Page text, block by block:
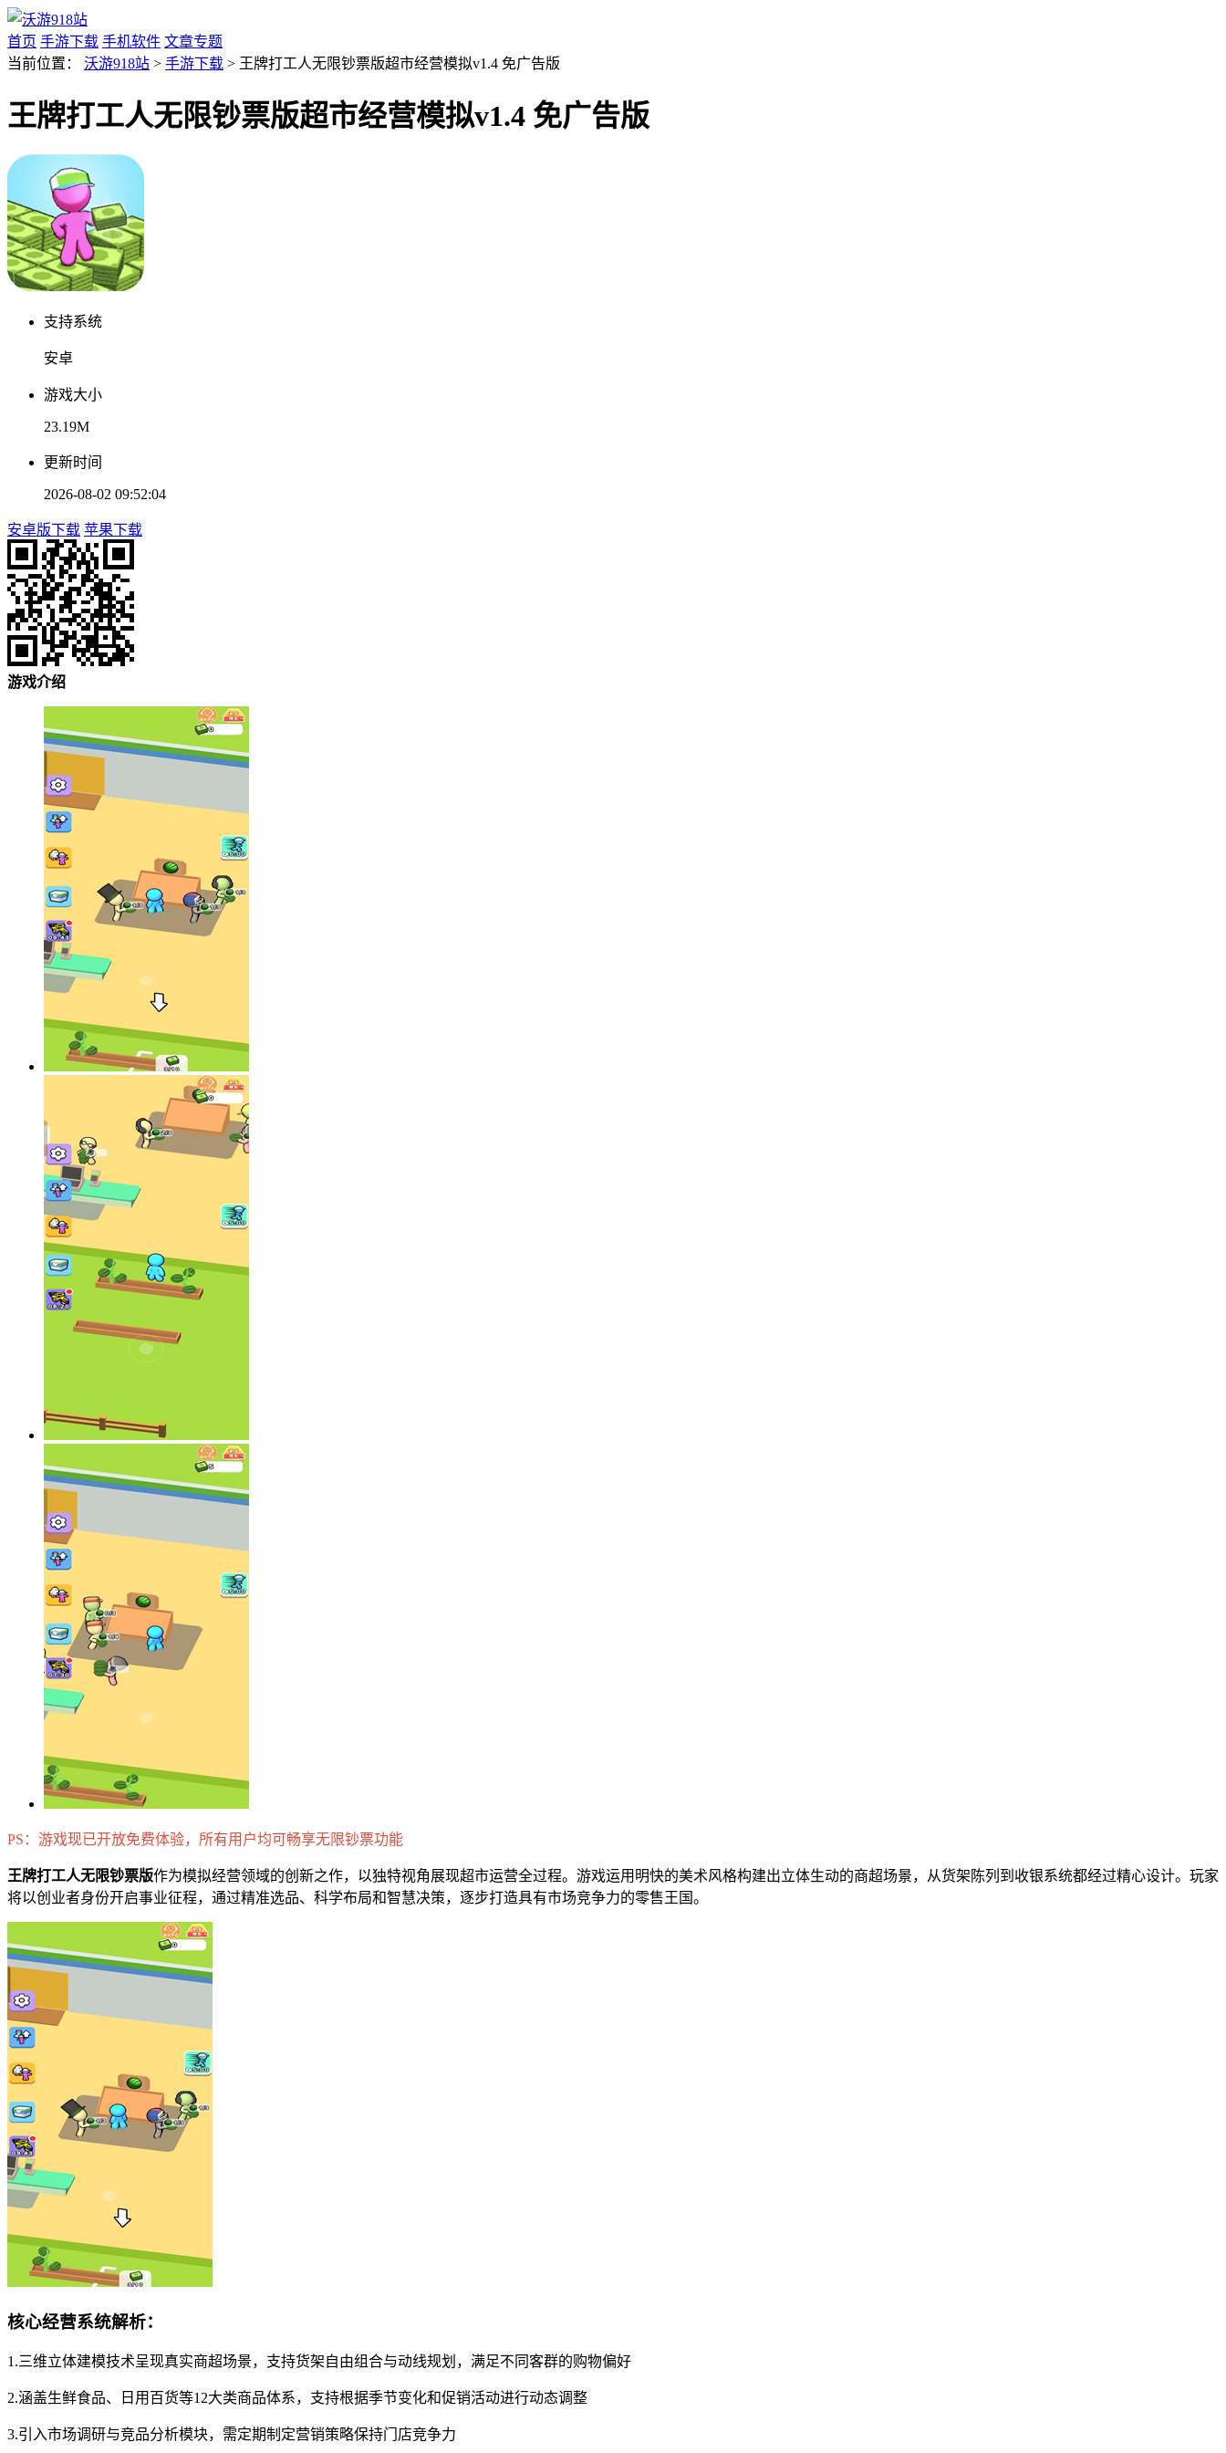
首页 手游下载 手机软件 文章专题
当前位置： 沃游918站 > 手游下载 > 王牌打工人无限钞票版超市经营模拟v1.4 免广告版
王牌打工人无限钞票版超市经营模拟v1.4 免广告版
支持系统
安卓
游戏大小
23.19M
更新时间
2026-08-02 09:52:04
安卓版下载 苹果下载
游戏介绍
PS：游戏现已开放免费体验，所有用户均可畅享无限钞票功能
王牌打工人无限钞票版作为模拟经营领域的创新之作，以独特视角展现超市运营全过程。游戏运用明快的美术风格构建出立体生动的商超场景，从货架陈列到收银系统都经过精心设计。玩家
将以创业者身份开启事业征程，通过精准选品、科学布局和智慧决策，逐步打造具有市场竞争力的零售王国。
核心经营系统解析：
1.三维立体建模技术呈现真实商超场景，支持货架自由组合与动线规划，满足不同客群的购物偏好
2.涵盖生鲜食品、日用百货等12大类商品体系，支持根据季节变化和促销活动进行动态调整
3.引入市场调研与竞品分析模块，需定期制定营销策略保持门店竞争力